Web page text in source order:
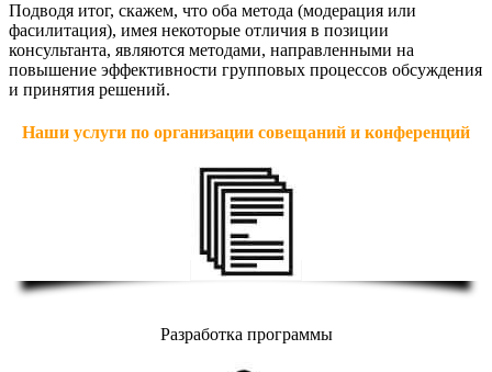
Подводя итог, скажем, что оба метода (модерация или
фасилитация), имея некоторые отличия в позиции
консультанта, являются методами, направленными на
повышение эффективности групповых процессов обсуждения
и принятия решений.
Наши услуги по организации совещаний и конференций
Разработка программы